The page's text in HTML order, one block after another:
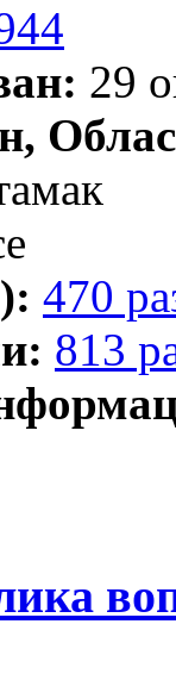
29
470
813